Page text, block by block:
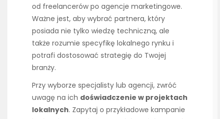
od freelancerów po agencje marketingowe.
Ważne jest, aby wybrać partnera, który
posiada nie tylko wiedzę techniczną, ale
także rozumie specyfikę lokalnego rynku i
potrafi dostosować strategię do Twojej
branży.
Przy wyborze specjalisty lub agencji, zwróć
uwagę na ich doświadczenie w projektach
lokalnych. Zapytaj o przykładowe kampanie